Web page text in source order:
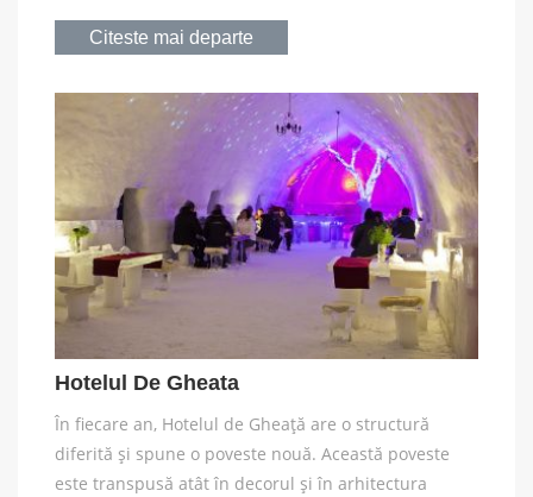
Citeste mai departe
Hotelul De Gheata
În fiecare an, Hotelul de Gheaţă are o structură
diferită şi spune o poveste nouă. Această poveste
este transpusă atât în decorul şi în arhitectura